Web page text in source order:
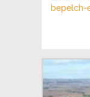
bepelch-